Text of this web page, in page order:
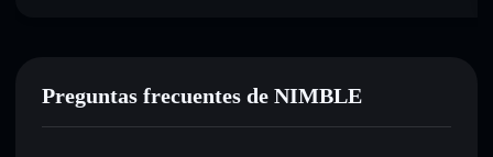
Preguntas frecuentes de NIMBLE